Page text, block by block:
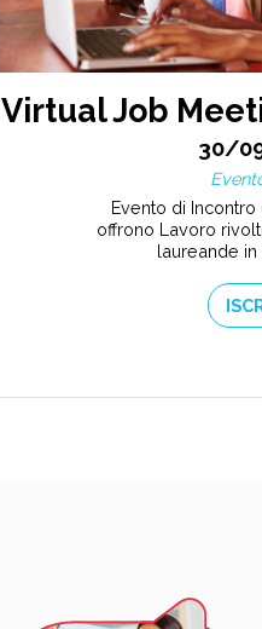
Virtual Job
30/
Evento di
offrono Lavoro
laureande in